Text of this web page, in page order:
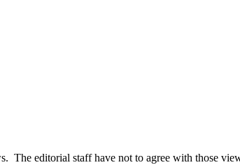
editorial staff have not to agree with those